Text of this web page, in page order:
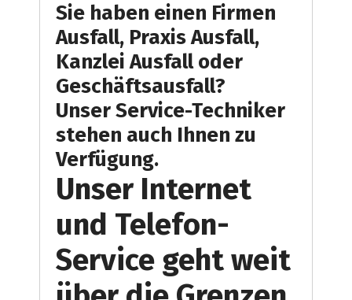
Sie haben einen Firmen
Ausfall, Praxis Ausfall,
Kanzlei Ausfall oder
Geschäftsausfall?
Unser Service-Techniker
stehen auch Ihnen zu
Verfügung.
Unser Internet
und Telefon-
Service geht weit